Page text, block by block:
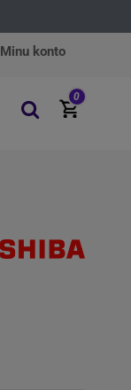
Minu konto
0